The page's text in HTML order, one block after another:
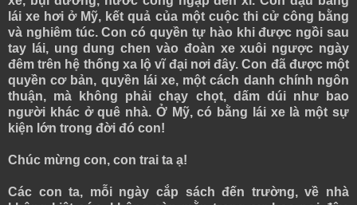
lái xe hơi ở Mỹ, kết quả của một cuộc thi cử công bằng
và nghiêm túc. Con có quyền tự hào khi được ngồi sau
tay lái, ung dung chen vào đoàn xe xuôi ngược ngày
đêm trên hệ thống xa lộ vĩ đại nơi đây. Con đã được một
quyền cơ bản, quyền lái xe, một cách danh chính ngôn
thuận, mà không phải chạy chọt, dấm dúi như bao
người khác ở quê nhà. Ở Mỹ, có bằng lái xe là một sự
kiện lớn trong đời đó con!
Chúc mừng con, con trai ta ạ!
Các con ta, mỗi ngày cắp sách đến trường, về nhà